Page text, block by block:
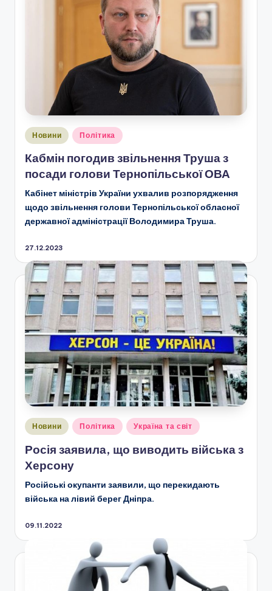
Опубліковано
Новини Політика
Кабмін погодив звільнення Труша з
посади голови Тернопільської ОВА
Кабінет міністрів України ухвалив розпорядження
щодо звільнення голови Тернопільської обласної
державної адміністрації Володимира Труша.
27.12.2023
Опубліковано
Новини Політика Україна та світ
Росія заявила, що виводить війська з
Херсону
Російські окупанти заявили, що перекидають
війська на лівий берег Дніпра.
09.11.2022